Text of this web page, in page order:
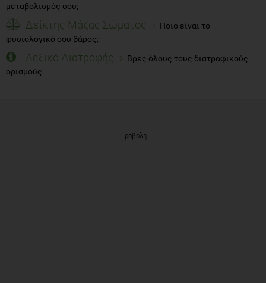
μεταβολισμός σου;
Δείκτης Μάζας Σώματος
Ποιο είναι το
φυσιολογικό σου βάρος;
Λεξικό Διατροφής
Βρες όλους τους διατροφικούς
ορισμούς
Προβολή